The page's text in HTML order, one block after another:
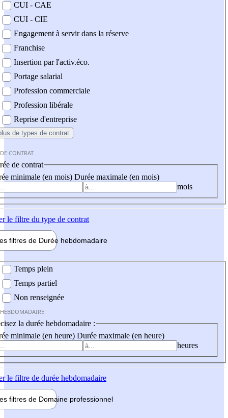
CUI - CAE
CUI - CIE
Engagement à servir dans la réserve
Franchise
Insertion par l'activ.éco.
Portage salarial
Profession commerciale
Profession libérale
Reprise d'entreprise
de types de contrat
CONTRAT
de contrat
minimale (en mois) Durée maximale (en mois)
mois
le filtre du type de contrat
filtres de Durée hebdomadaire
Temps plein
Temps partiel
Non renseignée
la durée hebdomadaire :
minimale (en heure) Durée maximale (en heure)
heures
le filtre de durée hebdomadaire
filtres de Domaine professionnel